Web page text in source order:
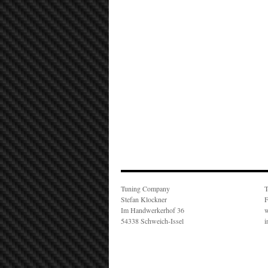
Tuning Company
Stefan Klockner
Im Handwerkerhof 36
54338 Schweich-Issel